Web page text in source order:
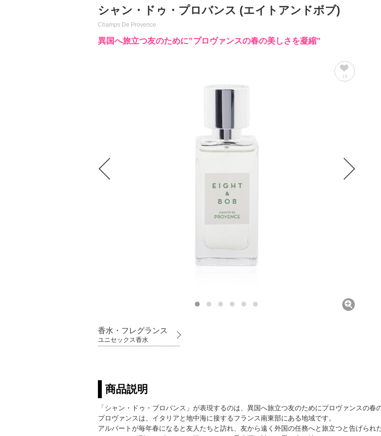
シャン・ドゥ・プロバンス (エイトアンドボブ)
Champs De Provence
異国へ旅立つ友のために”プロヴァンスの春の美しさを凝縮”
19
香水・フレグランス
ユニセックス香水
商品説明
「シャン・ドゥ・プロバンス」が表現するのは、異国へ旅立つ友のためにプロヴァンスの春
プロヴァンスは、イタリアと地中海に接するフランス南東部にある地域です。
アルバートが毎年春になると友人たちと訪れ、友から遠く外国の任務へと旅立つと告げられ